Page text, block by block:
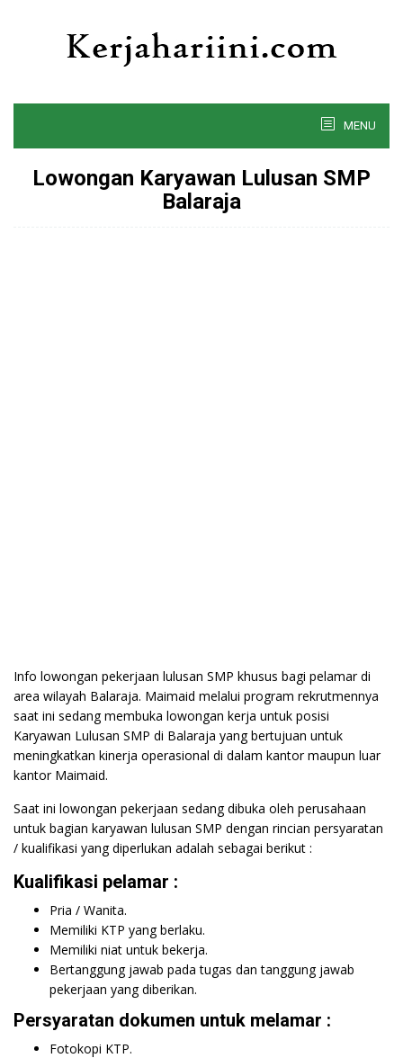
MENU
Lowongan Karyawan Lulusan SMP
Balaraja
Info lowongan pekerjaan lulusan SMP khusus bagi pelamar di
area wilayah Balaraja. Maimaid melalui program rekrutmennya
saat ini sedang membuka lowongan kerja untuk posisi
Karyawan Lulusan SMP di Balaraja yang bertujuan untuk
meningkatkan kinerja operasional di dalam kantor maupun luar
kantor Maimaid.
Saat ini lowongan pekerjaan sedang dibuka oleh perusahaan
untuk bagian karyawan lulusan SMP dengan rincian persyaratan
/ kualifikasi yang diperlukan adalah sebagai berikut :
Kualifikasi pelamar :
Pria / Wanita.
Memiliki KTP yang berlaku.
Memiliki niat untuk bekerja.
Bertanggung jawab pada tugas dan tanggung jawab
pekerjaan yang diberikan.
Persyaratan dokumen untuk melamar :
Fotokopi KTP.